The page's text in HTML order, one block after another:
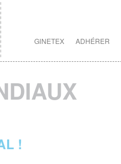
GINETEX ADHÉRER
!